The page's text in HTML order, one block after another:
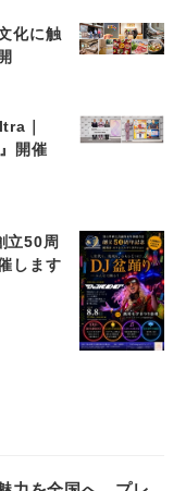
化に触
｜
開催
立50周
します